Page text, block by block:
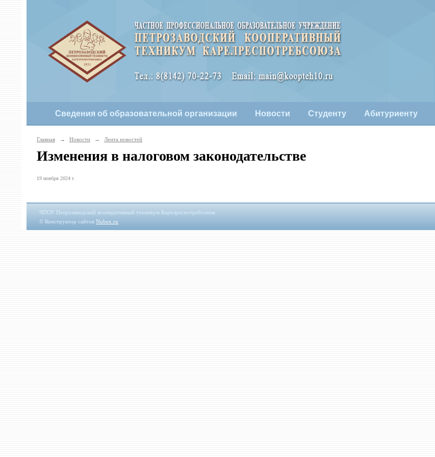
Сведения об образовательной организации Новости Студенту Абитуриенту
Главная → Новости → Лента новостей
Изменения в налоговом законодательстве
19 ноября 2024 г.
ЧПОУ Петрозаводский кооперативный техникум Карелреспотребсоюза
© Конструктор сайтовNubex.ru